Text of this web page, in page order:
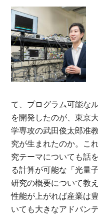
て、プログラム可能な
を開発したのが、東京
学専攻の武田俊太郎准
究が生まれたのか。こ
究テーマについても話
る計算が可能な「光量
研究の概要について教
性能が上がれば産業は
いても大きなアドバン